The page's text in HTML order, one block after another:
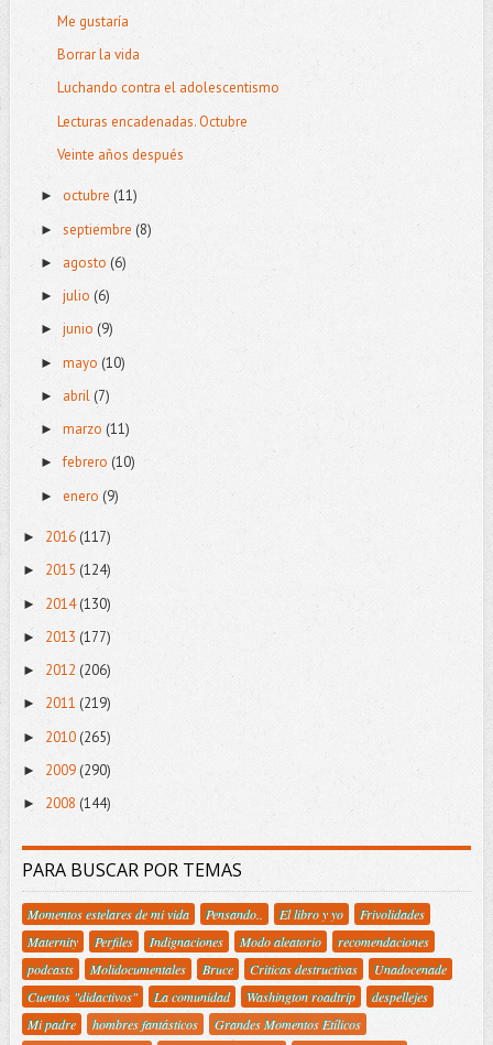
Me gustaría
Borrar la vida
Luchando contra el adolescentismo
Lecturas encadenadas. Octubre
Veinte años después
► octubre (11)
► septiembre (8)
► agosto (6)
► julio (6)
► junio (9)
► mayo (10)
► abril(7)
► marzo (11)
►febrero (10)
► enero (9)
► 2016(117)
► 2015 (124)
► 2014(130)
► 2013 (177)
► 2012 (206)
► 2011 (219)
► 2010(265)
► 2009(290)
► 2008 (144)
PARA BUSCAR POR TEMAS
Momentos estelares de mi vida Pensando.. El libro y yo
Frivolidades
Maternity
Perfiles Indignaciones Modo aleatorio
recomendaciones
podcasts
Molidocumentales Bruce Criticas destructivas
Unadocenade
Cuentos "didactivos"
La comunidad Washington roadtrip
despellejes
Mi padre
hombres fantásticos
Grandes Momentos Etílicos